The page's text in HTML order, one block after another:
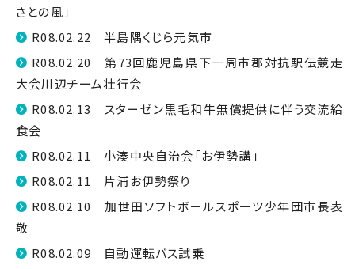
さとの風」
R08.02.22 半島隅くじら元気市
R08.02.20 第73回鹿児島県下一周市郡対抗駅伝競走
大会川辺チーム壮行会
R08.02.13 スターゼン黒毛和牛無償提供に伴う交流給
食会
R08.02.11 小湊中央自治会「お伊勢講」
R08.02.11 片浦お伊勢祭り
R08.02.10 加世田ソフトボールスポーツ少年団市長表
敬
R08.02.09 自動運転バス試乗